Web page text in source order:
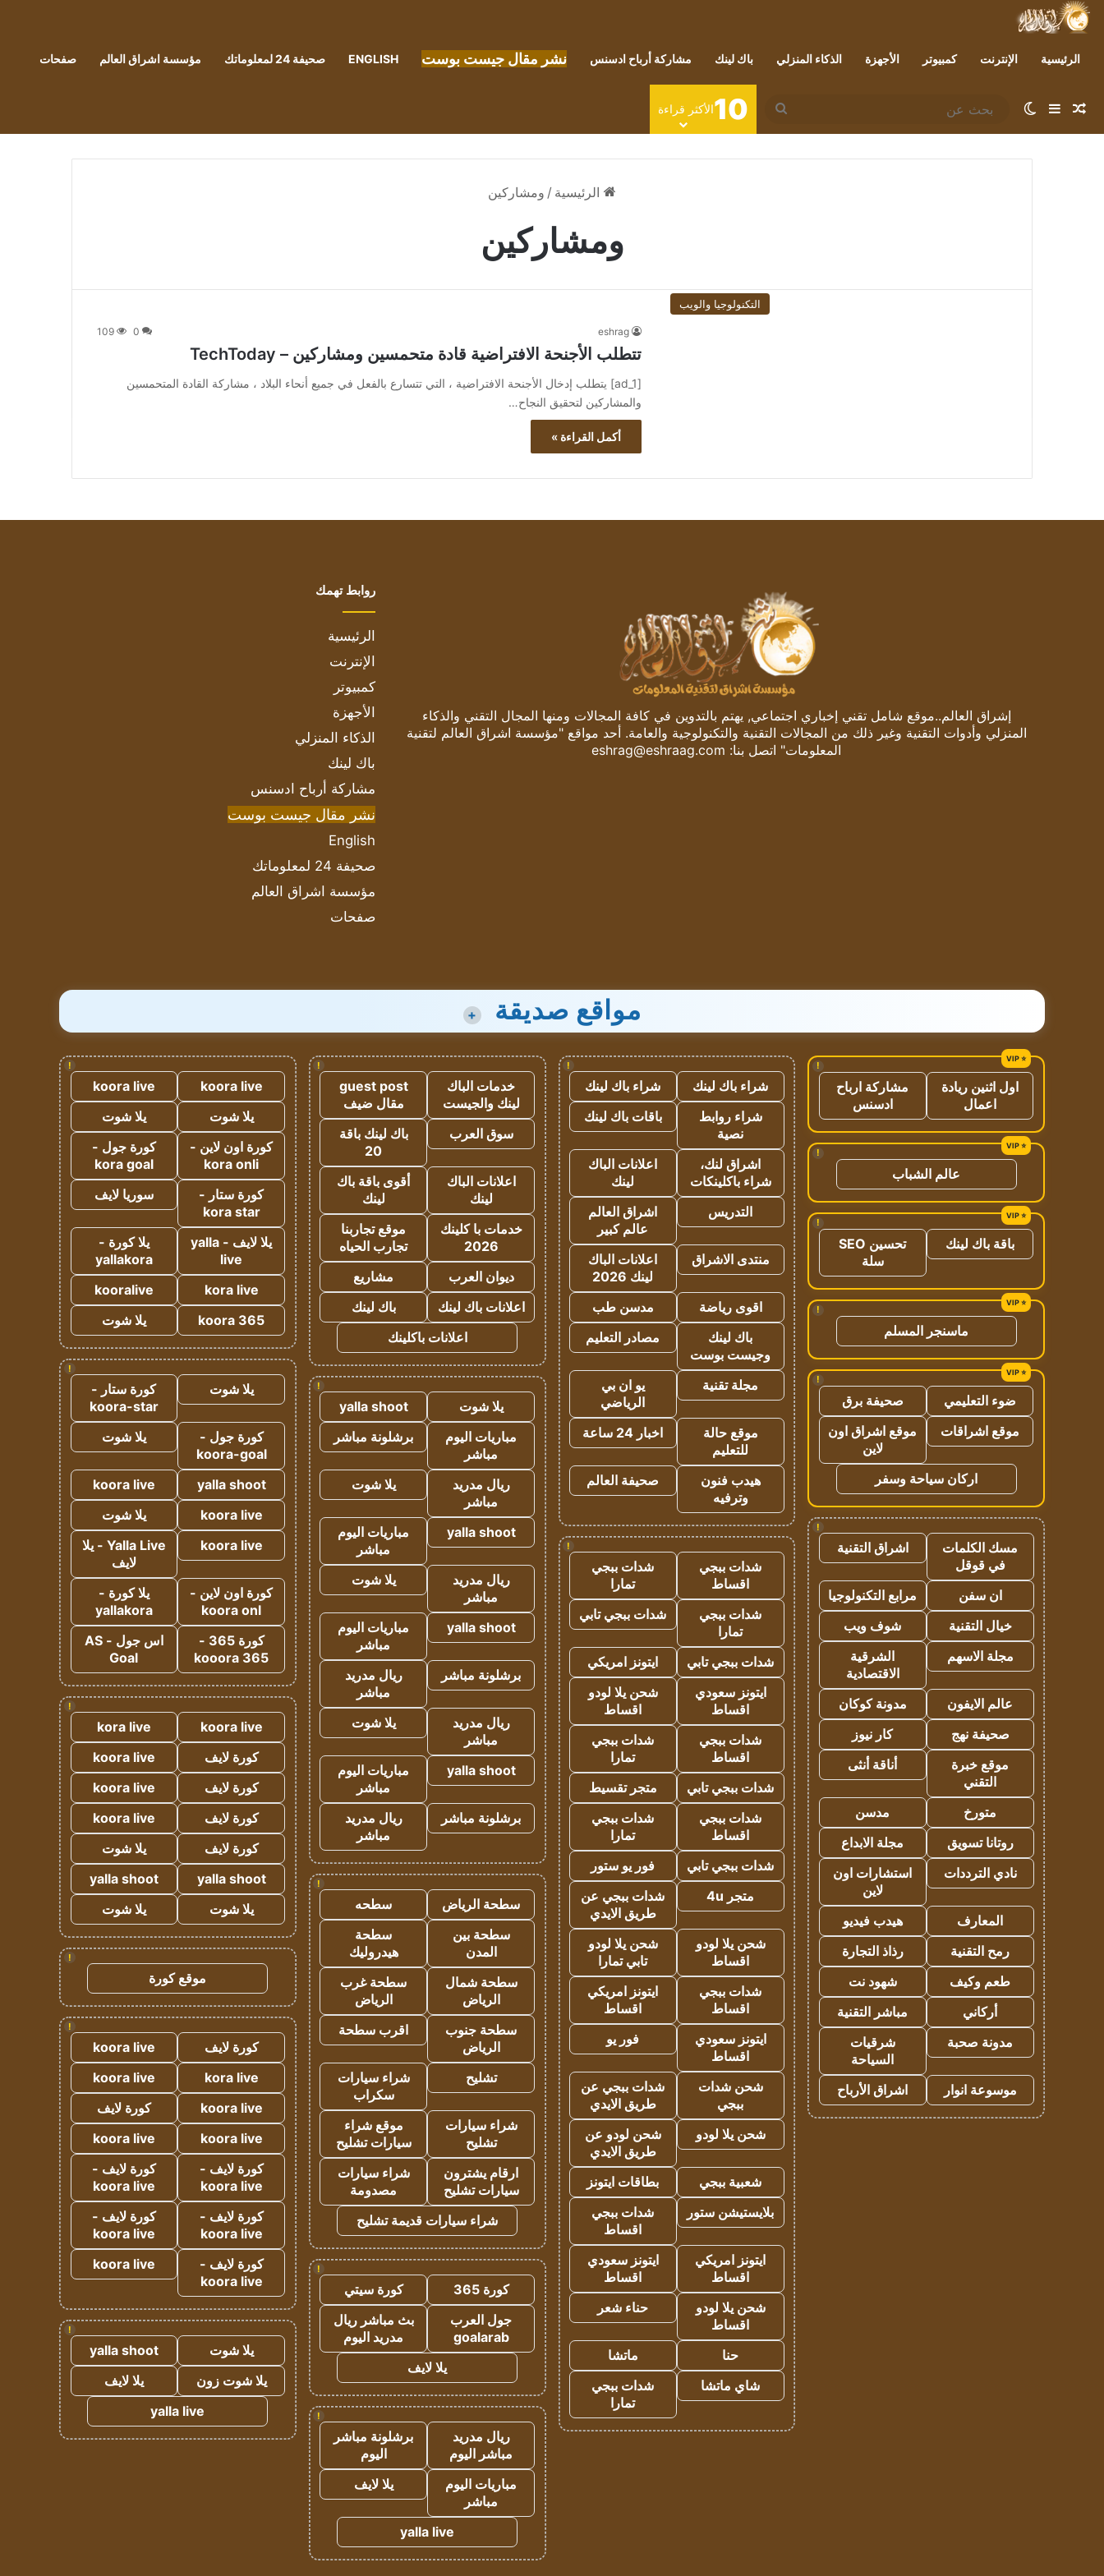
الرئيسية الإنترنت كمبيوتر الأجهزة الذكاء المنزلي باك لينك مشاركة أرباح ادسنس نشر مقال جيست بوست ENGLISH صحيفة 24 لمعلوماتك مؤسسة اشراق العالم صفحات
مقال عشوائي
إضافة عمود جانبي
الوضع المظلم
بحث
عن
10الأكثر قراءة
الرئيسية / ومشاركين
ومشاركين
التكنولوجيا والويب
eshrag
0
109
تتطلب الأجنحة الافتراضية قادة متحمسين ومشاركين – TechToday
[ad_1] يتطلب إدخال الأجنحة الافتراضية ، التي تتسارع بالفعل في جميع أنحاء البلاد ، مشاركة القادة المتحمسين
والمشاركين لتحقيق النجاح…
أكمل القراءة »
إشراق العالم..موقع شامل تقني إخباري اجتماعي, يهتم بالتدوين في كافة المجالات ومنها المجال التقني والذكاء
المنزلي وأدوات التقنية وغير ذلك من المجالات التقنية والتكنولوجية والعامة. أحد مواقع "مؤسسة اشراق العالم لتقنية
المعلومات" اتصل بنا: eshrag@eshraag.com
روابط تهمك
الرئيسية
الإنترنت
كمبيوتر
الأجهزة
الذكاء المنزلي
باك لينك
مشاركة أرباح ادسنس
نشر مقال جيست بوست
English
صحيفة 24 لمعلوماتك
مؤسسة اشراق العالم
صفحات
مواقع صديقة +
!
اول اثنين ريادة
اعمال
مشاركة ارباح
ادسنس
!
عالم الشباب
!
باقة باك لينك
تحسين SEO
سلة
!
ماسنجر المسلم
!
ضوء التعليمي
صحيفة برق
موقع اشراقات
موقع اشراق اون
لاين
اركان سياحة وسفر
!
مسك الكلمات
في قوقل
اشراق التقنية
ان سفن
مرابع التكنولوجيا
خيال التقنية
شوف ويب
مجلة الاسهم
الشرقية
الاقتصادية
عالم الايفون
مدونة كوكان
صحيفة نهج
كار نيوز
موقع خبرة
التقني
أناقة أنثى
متورخ
مدسن
روتانا تسويق
مجلة الابداع
نادي الترددات
استشارات اون
لاين
المعارف
هيدب فيديو
رمح التقنية
رذاذ التجارة
طعم وكيف
شهود نت
أركاني
مباشر التقنية
مدونة صحبة
شرقيات
السياحة
موسوعة انوار
اشراق الأرباح
!
شراء باك لينك
شراء باك لينك
شراء روابط
نصية
باقات باك لينك
اشراق لنك،
شراء باكلينكات
اعلانات الباك
لينك
التدريس
اشراق العالم
عالم كبير
منتدى الاشراق
اعلانات الباك
لينك 2026
اقوى رياضة
مدسن طب
باك لينك
وجيست بوست
مصادر التعليم
مجلة تقنية
يو ان بي
الرياضي
موقع حالة
للتعليم
اخبار 24 ساعة
هيدب فنون
وترفيه
صحيفة العالم
!
شدات ببجي
اقساط
شدات ببجي
تمارا
شدات ببجي
تمارا
شدات ببجي تابي
شدات ببجي تابي
ايتونز امريكي
ايتونز سعودي
اقساط
شحن يلا لودو
اقساط
شدات ببجي
اقساط
شدات ببجي
تمارا
شدات ببجي تابي
متجر تقسيط
شدات ببجي
اقساط
شدات ببجي
تمارا
شدات ببجي تابي
فور يو ستور
متجر 4u
شدات ببجي عن
طريق الايدي
شحن يلا لودو
اقساط
شحن يلا لودو
تابي تمارا
شدات ببجي
اقساط
ايتونز امريكي
اقساط
ايتونز سعودي
اقساط
فور يو
شحن شدات
ببجي
شدات ببجي عن
طريق الايدي
شحن يلا لودو
شحن لودو عن
طريق الايدي
شعبية ببجي
بطاقات ايتونز
بلايستيشن ستور
شدات ببجي
اقساط
ايتونز امريكي
اقساط
ايتونز سعودي
اقساط
شحن يلا لودو
اقساط
حناء شعر
حنا
ماتشا
شاي ماتشا
شدات ببجي
تمارا
!
خدمات الباك
لينك والجيست
guest post
مقال ضيف
سوق العرب
باك لينك باقة
20
اعلانات الباك
لينك
أقوى باقة باك
لينك
خدمات با كلينك
2026
موقع تجاربنا
تجارب الحياه
ديوان العرب
مشاريع
اعلانات باك لينك
باك لينك
اعلانات باكلينك
!
يلا شوت
yalla shoot
مباريات اليوم
مباشر
برشلونة مباشر
ريال مدريد
مباشر
يلا شوت
yalla shoot
مباريات اليوم
مباشر
ريال مدريد
مباشر
يلا شوت
yalla shoot
مباريات اليوم
مباشر
برشلونة مباشر
ريال مدريد
مباشر
ريال مدريد
مباشر
يلا شوت
yalla shoot
مباريات اليوم
مباشر
برشلونة مباشر
ريال مدريد
مباشر
!
سطحة الرياض
سطحه
سطحة بين
المدن
سطحة
هيدروليك
سطحة شمال
الرياض
سطحة غرب
الرياض
سطحة جنوب
الرياض
اقرب سطحة
تشليح
شراء سيارات
سكراب
شراء سيارات
تشليح
موقع شراء
سيارات تشليح
ارقام يشترون
سيارات تشليح
شراء سيارات
مصدومة
شراء سيارات قديمة تشليح
!
كورة 365
كورة سيتي
جول العرب
goalarab
بث مباشر ريال
مدريد اليوم
يلا لايف
!
ريال مدريد
مباشر اليوم
برشلونة مباشر
اليوم
مباريات اليوم
مباشر
يلا لايف
yalla live
!
koora live
koora live
يلا شوت
يلا شوت
كورة اون لاين -
kora onli
كورة جول -
kora goal
كورة ستار -
kora star
سوريا لايف
يلا لايف - yalla
live
يلا كورة -
yallakora
kora live
kooralive
koora 365
يلا شوت
!
يلا شوت
كورة ستار -
koora-star
كورة جول -
koora-goal
يلا شوت
yalla shoot
koora live
koora live
يلا شوت
koora live
Yalla Live - يلا
لايف
كورة اون لاين -
koora onl
يلا كورة -
yallakora
كورة 365 -
kooora 365
اس جول - AS
Goal
!
koora live
kora live
كورة لايف
koora live
كورة لايف
koora live
كورة لايف
koora live
كورة لايف
يلا شوت
yalla shoot
yalla shoot
يلا شوت
يلا شوت
!
موقع كورة
!
كورة لايف
koora live
kora live
koora live
koora live
كورة لايف
koora live
koora live
كورة لايف -
koora live
كورة لايف -
koora live
كورة لايف -
koora live
كورة لايف -
koora live
كورة لايف -
koora live
koora live
!
يلا شوت
yalla shoot
يلا شوت زون
يلا لايف
yalla live